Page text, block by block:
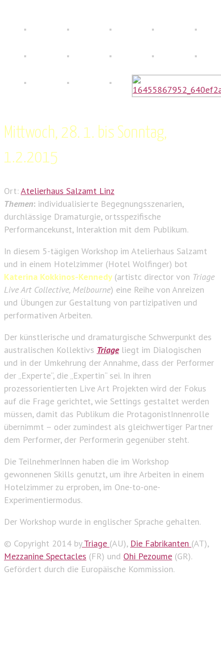
Mittwoch, 28. 1. bis Sonntag,
1.2.2015
Ort: Atelierhaus Salzamt Linz
Themen: individualisierte Begegnungsszenarien,
durchlässige Dramaturgie, ortsspezifische
Performancekunst, Interaktion mit dem Publikum.
In diesem 5-tägigen Workshop im Atelierhaus Salzamt
und in einem Hotelzimmer (Hotel Wolfinger) bot
Katerina Kokkinos-Kennedy (artistc director von Triage
Live Art Collective, Melbourne) eine Reihe von Anreizen
und Übungen zur Gestaltung von partizipativen und
performativen Arbeiten.
Der künstlerische und dramaturgische Schwerpunkt des
australischen Kollektivs Triageliegt im Dialogischen
und in der Umkehrung der Annahme, dass der Performer
der „Experte“, die „Expertin“ sei. In ihren
prozessorientierten Live Art Projekten wird der Fokus
auf die Frage gerichtet, wie Settings gestaltet werden
müssen, damit das Publikum die ProtagonistInnenrolle
übernimmt – oder zumindest als gleichwertiger Partner
dem Performer, der Performerin gegenüber steht.
Die TeilnehmerInnen haben die im Workshop
gewonnenen Skills genutzt, um ihre Arbeiten in einem
Hotelzimmer zu erproben, im One-to-one-
Experimentiermodus.
Der Workshop wurde in englischer Sprache gehalten.
© Copyright 2014 byTriage (AU), Die Fabrikanten (AT),
Mezzanine Spectacles (FR) und Ohi Pezoume (GR).
Gefördert durch die Europäische Kommission.